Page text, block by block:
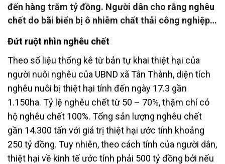
đến hàng trăm tỷ đồng. Người dân cho rằng nghêu
chết do bãi biển bị ô nhiễm chất thải công nghiệp…
Đứt ruột nhìn nghêu chết
Theo số liệu thống kê từ bản tự khai thiệt hại của
người nuôi nghêu của UBND xã Tân Thành, diện tích
nghêu nuôi bị thiệt hại tính đến ngày 17.3 gần
1.150ha. Tỷ lệ nghêu chết từ 50 – 70%, thậm chí có
hộ nghêu chết 100%. Tổng sản lượng nghêu chết
gần 14.300 tấn với giá trị thiệt hại ước tính khoảng
250 tỷ đồng. Tuy nhiên, theo cách tính của người dân,
thiệt hại về kinh tế ước tính phải 500 tỷ đồng bởi nếu